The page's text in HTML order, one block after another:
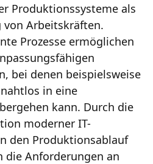
Produktionssysteme als
von Arbeitskräften.
Prozesse ermöglichen
bei denen beispielsweise
in eine
kann. Durch die
moderner IT-
den Produktionsablauf
die Anforderungen an